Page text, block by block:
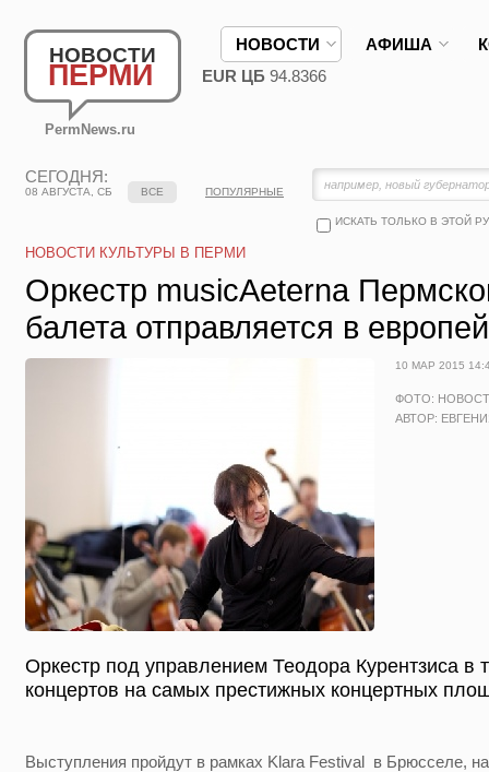
НОВОСТИ
ПЕРМИ
PermNews.ru
НОВОСТИ АФИША
EUR ЦБ 94.8366
СЕГОДНЯ:
08 АВГУСТА, СБ
ИСКАТЬ ТОЛЬКО В ЭТОЙ
ВСЕ ПОПУЛЯРНЫЕ
НОВОСТИ КУЛЬТУРЫ В ПЕРМИ
Оркестр musicAeterna
балета отправляется в
10 МАР 2015
ФОТО:
АВТОР:
Оркестр под управлением Теодора Курентзиса в
концертов на самых престижных концертных
Выступления пройдут в рамках Klara Festival в Брюсселе,